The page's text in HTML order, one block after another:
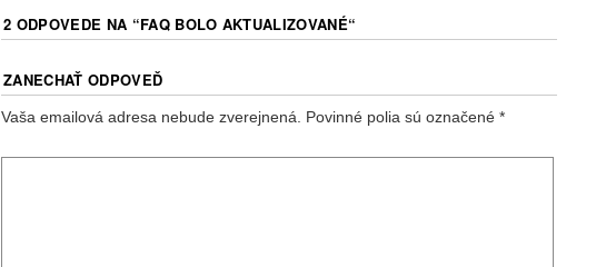
2 ODPOVEDE NA “FAQ BOLO AKTUALIZOVANÉ“
ZANECHAŤ ODPOVEĎ
Vaša emailová adresa nebude zverejnená. Povinné polia sú označené *